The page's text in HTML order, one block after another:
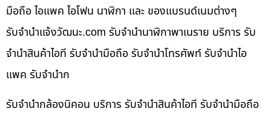
มือถือ ไอแพค ไอโฟน นาฬิกา และ ของแบรนด์เนมต่างๆ
รับจํานําแจ้งวัฒนะ.com รับจำนำนาฬิกาพาเนราย บริการ รับ
จำนำสินค้าไอที รับจำนำมือถือ รับจำนำโทรศัพท์ รับจำนำไอ
แพค รับจำนำก
รับจำนำกล้องนิคอน บริการ รับจำนำสินค้าไอที รับจำนำมือถือ